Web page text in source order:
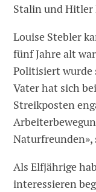
Stalin und Hitler
Louise Stebler
fünf Jahre alt
Politisiert wurde
Vater hat sich
Streikposten
Naturfreunden»,
Als Elfjährige
interessieren